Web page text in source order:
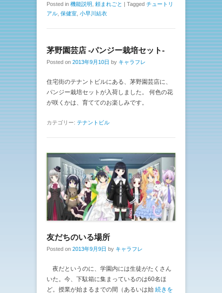
Posted in 機能説明 頼まれごと | Tagged チュートリ
アル 保健室 小早川結衣
茅野園芸店 -パンジー栽培セット-
Posted on 2013年9月10日 by キャラフレ
住宅街のテナントビルにある、茅野園芸店に、
パンジー栽培セットが入荷しました。 何色の花
が咲くかは、育ててのお楽しみです。
カテゴリー: テナントビル
友だちのいる場所
Posted on 2013年9月9日 by キャラフレ
夜だというのに、学園内には生徒がたくさん
いた。今、下駄箱に集まっているのは60名ほ
ど。授業が始まるまでの間（あるいは始 続きを